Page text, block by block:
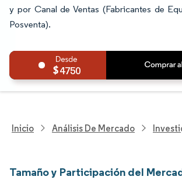
y por Canal de Ventas (Fabricantes de
Posventa).
4750
Inicio Análisis De Mercado
Tamaño y Participación del